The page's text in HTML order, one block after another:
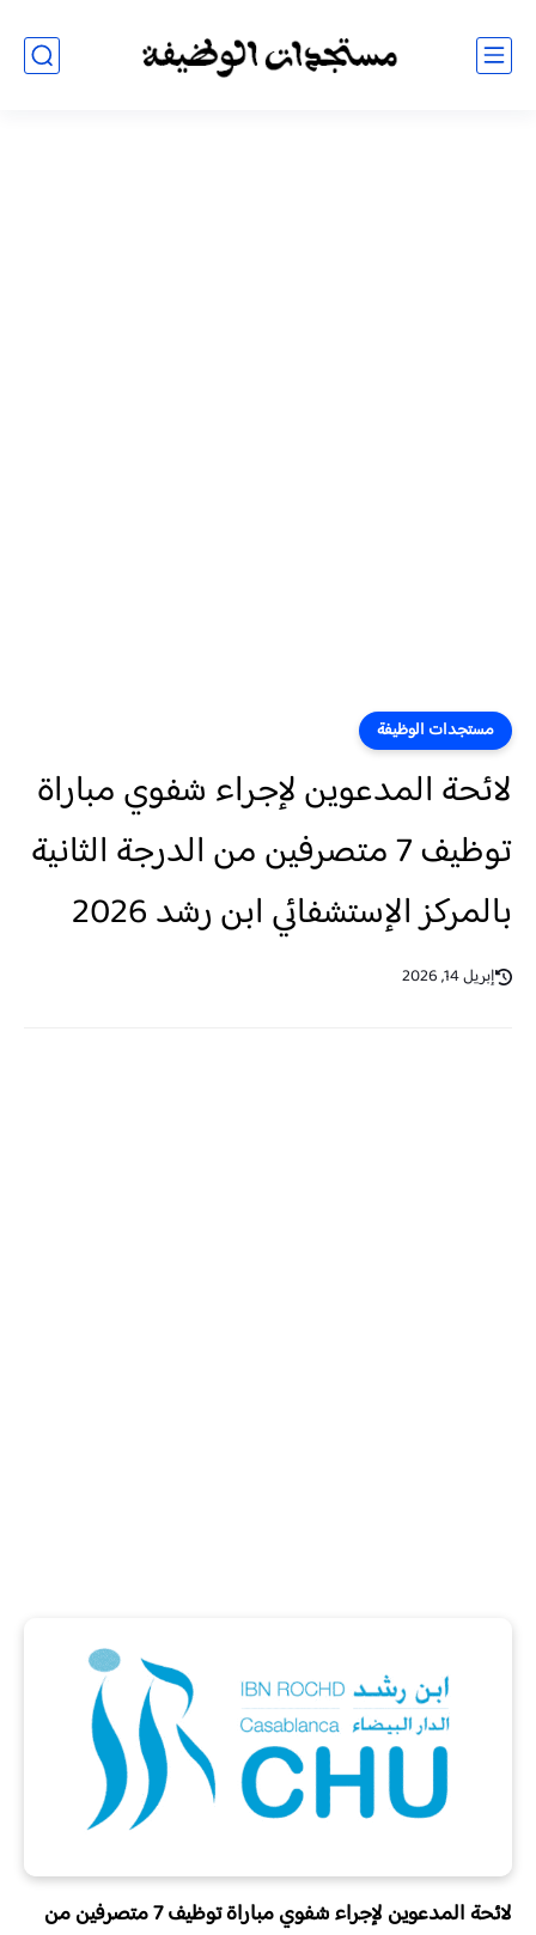
مستجدات الوظيفة
لائحة المدعوين لإجراء شفوي مباراة
توظيف 7 متصرفين من الدرجة الثانية
بالمركز الإستشفائي ابن رشد 2026
إبريل 14, 2026
لائحة المدعوين لإجراء شفوي مباراة توظيف 7 متصرفين من